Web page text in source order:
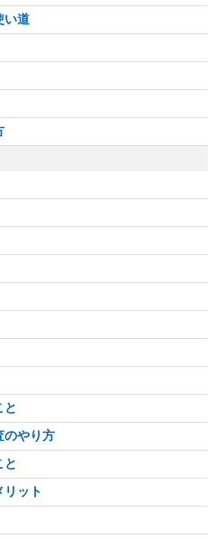
い道
と
のやり方
と
リット